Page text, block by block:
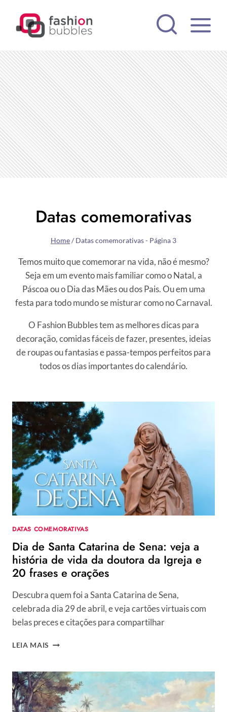
Datas comemorativas
Home/ Datas comemorativas- Página 3
Temos muito que comemorar na vida, não é mesmo?
Seja em um evento mais familiar como o Natal, a
Páscoa ou o Dia das Mães ou dos Pais. Ou em uma
festa para todo mundo se misturar como no Carnaval.
O Fashion Bubbles tem as melhores dicas para
decoração, comidas fáceis de fazer, presentes, ideias
de roupas ou fantasias e passa-tempos perfeitos para
todos os dias importantes do calendário.
DATAS COMEMORATIVAS
Dia de Santa Catarina de Sena: veja a
história de vida da doutora da Igreja e
20 frases e orações
Descubra quem foi a Santa Catarina de Sena,
celebrada dia 29 de abril, e veja cartões virtuais com
belas preces e citações para compartilhar
LEIA MAIS DIA
CATARINA
DE
SENA:
VEJA